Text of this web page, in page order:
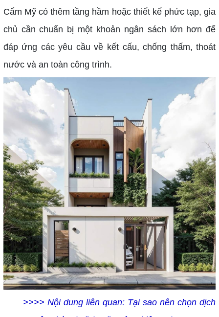
Cẩm Mỹ có thêm tầng hầm hoặc thiết kế phức tạp, gia
chủ cần chuẩn bị một khoản ngân sách lớn hơn để
đáp ứng các yêu cầu về kết cấu, chống thấm, thoát
nước và an toàn công trình.
>>>> Nội dung liên quan: Tại sao nên chọn dịch